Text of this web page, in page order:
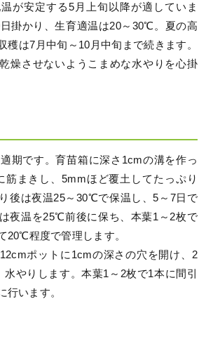
が安定する5月上旬以降が適していま
掛かり、生育適温は20～30℃。夏の高
穫は7月中旬～10月中旬まで続きます。
燥させないようこまめな水やりを心掛
期です。育苗箱に深さ1cmの溝を作っ
筋まきし、5mmほど覆土してたっぷり
後は夜温25～30℃で保温し、5～7日で
夜温を25℃前後に保ち、本葉1～2枚で
20℃程度で管理します。
ポットに1cmの深さの穴を開け、2
水やりします。本葉1～2枚で1本に間引
行います。